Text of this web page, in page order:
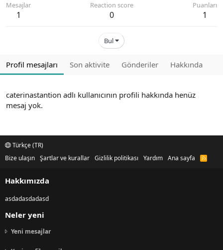
Mesajlar
1
Reaction score
0
Puanları
1
Bul
Profil mesajları Son aktivite Gönderiler Hakkında
caterinastantion adlı kullanıcının profili hakkında henüz
mesaj yok.
Türkçe (TR)
Bize ulaşın Şartlar ve kurallar Gizlilik politikası Yardım Ana sayfa
R
Hakkımızda
asdadasdadasd
Neler yeni
Yeni mesajlar